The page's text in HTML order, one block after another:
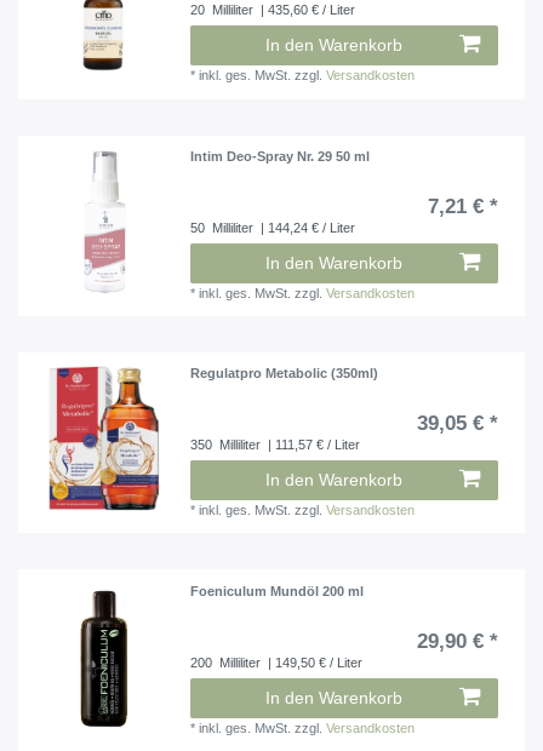
20 Milliliter | 435,60 € / Liter
In den Warenkorb
*inkl. ges. MwSt. zzgl.Versandkosten
Intim Deo-Spray Nr. 29 50 ml
7,21 € *
50 Milliliter | 144,24 € / Liter
In den Warenkorb
*inkl. ges. MwSt. zzgl.Versandkosten
Regulatpro Metabolic (350ml)
39,05 € *
350 Milliliter | 111,57 € / Liter
In den Warenkorb
*inkl. ges. MwSt. zzgl.Versandkosten
Foeniculum Mundöl 200 ml
29,90 € *
200 Milliliter | 149,50 € / Liter
In den Warenkorb
*inkl. ges. MwSt. zzgl.Versandkosten